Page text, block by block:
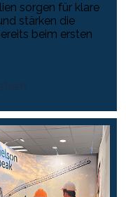
sorgen für klare
stärken die
beim ersten